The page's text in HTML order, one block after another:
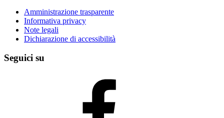
Amministrazione trasparente
Informativa privacy
Note legali
Dichiarazione di accessibilità
Seguici su